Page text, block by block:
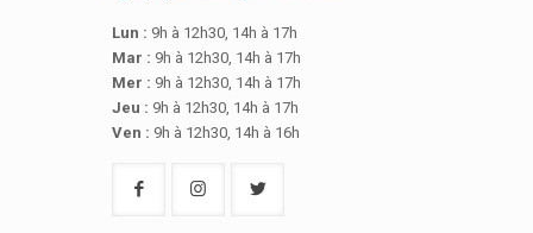
Lun : 9h à 12h30, 14h à 17h
Mar : 9h à 12h30, 14h à 17h
Mer : 9h à 12h30, 14h à 17h
Jeu : 9h à 12h30, 14h à 17h
Ven : 9h à 12h30, 14h à 16h